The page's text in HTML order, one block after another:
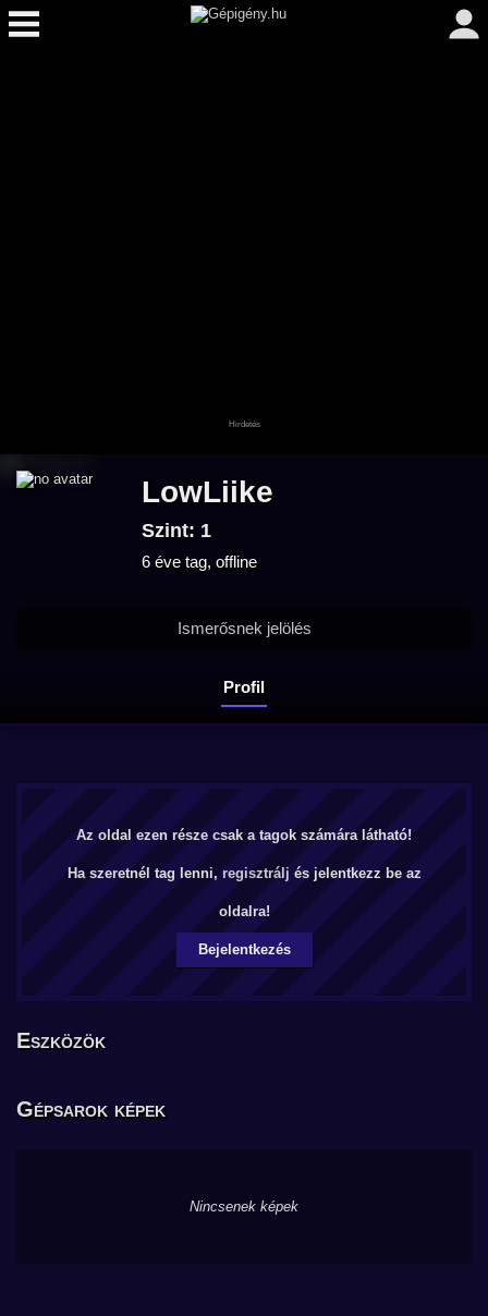
LowLiike
Szint: 1
6 éve tag, offline
Profil
Ismerősnek jelölés
Az oldal ezen része csak a tagok számára látható!
Ha szeretnél tag lenni, regisztrálj és jelentkezz be az
oldalra!
Bejelentkezés
Eszközök
Gépsarok képek
Nincsenek képek